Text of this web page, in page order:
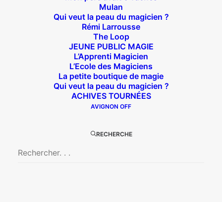
Mulan
Qui veut la peau du magicien ?
Rémi Larrousse
The Loop
JEUNE PUBLIC MAGIE
L’Apprenti Magicien
L’Ecole des Magiciens
La petite boutique de magie
Qui veut la peau du magicien ?
ACHIVES TOURNÉES
AVIGNON OFF
RECHERCHE
Théâtre des Béliers Parisiens
14 bis rue Sainte Isaure 75018 Paris
Joffrin / Simplon – Loc :01 42 62 35 00
À l’affiche
Big Mother
Le goût de la framboise